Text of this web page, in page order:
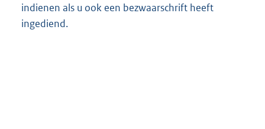
indienen als u ook een bezwaarschrift heeft
ingediend.